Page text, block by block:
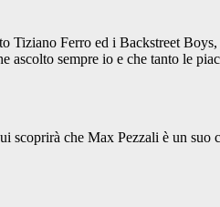
Tiziano Ferro ed i Backstreet
ascolto sempre io e che tanto le
scoprirà che Max Pezzali è un suo